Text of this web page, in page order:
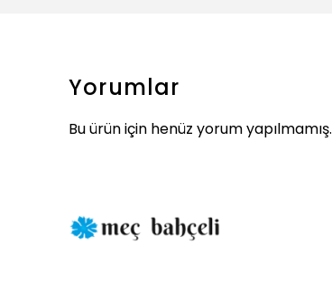
Yorumlar
Bu ürün için henüz yorum yapılmamış.